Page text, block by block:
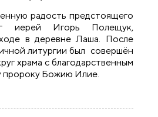
радость предстоящего
иерей Игорь Полещук,
в деревне Лаша. После
литургии был совершён
храма с благодарственным
пророку Божию Илие.
агрогородка Обухово